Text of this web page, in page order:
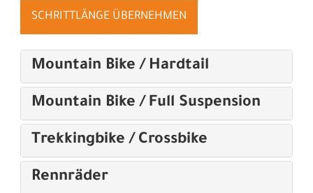
SCHRITTLÄNGE ÜBERNEHMEN
Mountain Bike / Hardtail
Mountain Bike / Full Suspension
Trekkingbike / Crossbike
Rennräder